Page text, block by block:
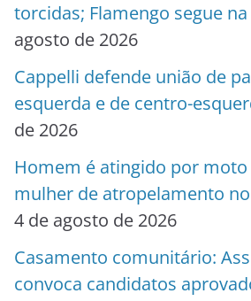
torcidas; Flamengo segue
agosto de 2026
Cappelli defende união de
esquerda e de centro-
de 2026
Homem é atingido por
mulher de atropelamento no
4 de agosto de 2026
Casamento comunitário:
convoca candidatos